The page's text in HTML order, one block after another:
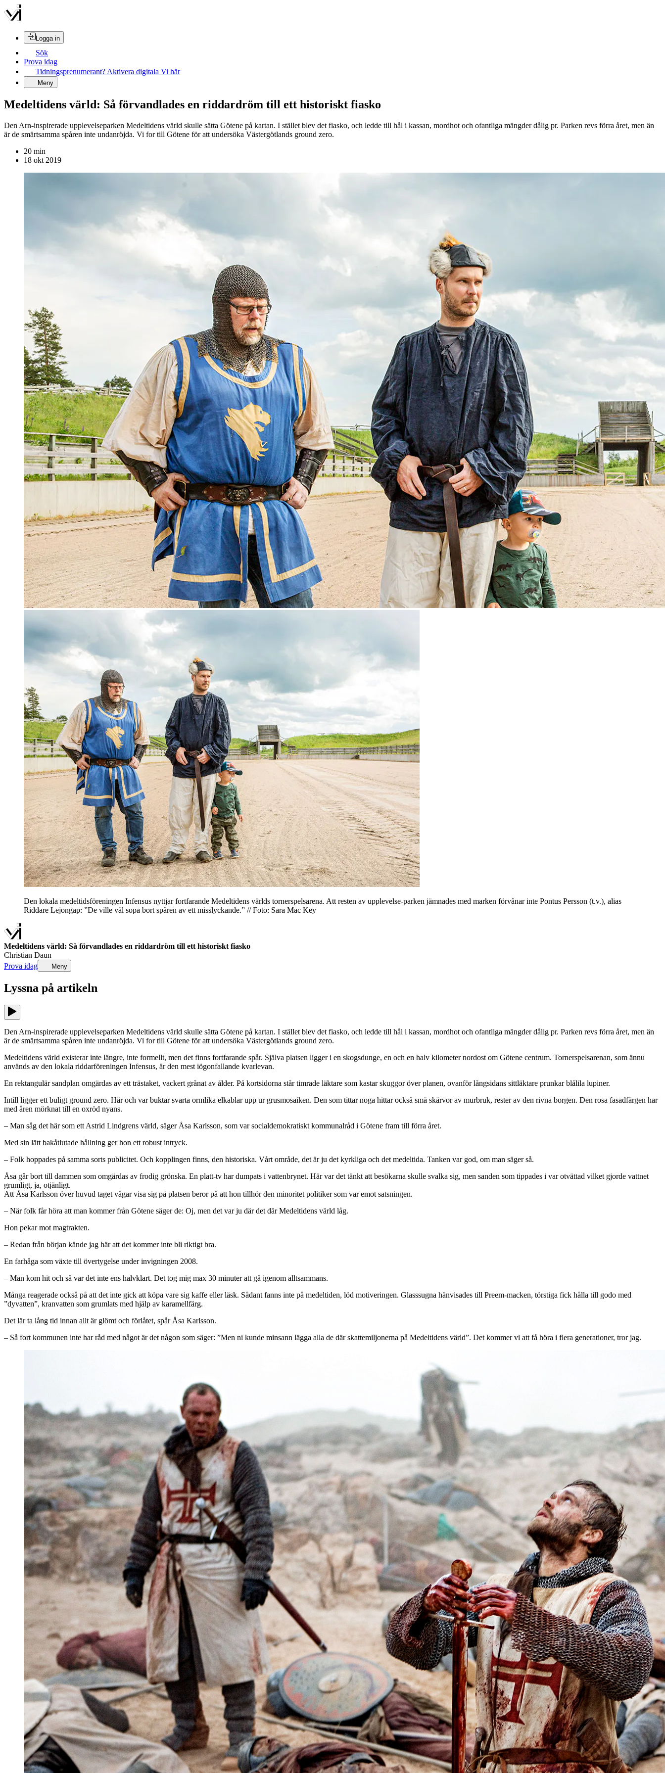
Logga in
Sök
Prova idag
Tidningsprenumerant? Aktivera digitala Vi här
Meny
Medeltidens värld: Så förvandlades en riddardröm till ett historiskt fiasko
Den Arn-inspirerade upplevelseparken Medeltidens värld skulle sätta Götene på kartan. I stället blev det fiasko, och ledde till hål i kassan, mordhot och ofantliga mängder dålig pr. Parken revs förra året, men än
är de smärtsamma spåren inte undanröjda. Vi for till Götene för att undersöka Västergötlands ground zero.
20 min
18 okt 2019
Den lokala medeltidsföreningen Infensus nyttjar fortfarande Medeltidens världs tornerspelsarena. Att resten av upplevelse-parken jämnades med marken förvånar inte Pontus Persson (t.v.), alias
Riddare Lejongap: ”De ville väl sopa bort spåren av ett misslyckande.” // Foto: Sara Mac Key
Medeltidens värld: Så förvandlades en riddardröm till ett historiskt fiasko
Christian Daun
Prova idag
Meny
Lyssna på artikeln
Den Arn-inspirerade upplevelseparken Medeltidens värld skulle sätta Götene på kartan. I stället blev det fiasko, och ledde till hål i kassan, mordhot och ofantliga mängder dålig pr. Parken revs förra året, men än
är de smärtsamma spåren inte undanröjda. Vi for till Götene för att undersöka Västergötlands ground zero.
Medeltidens värld existerar inte längre, inte formellt, men det finns fortfarande spår. Själva platsen ligger i en skogsdunge, en och en halv kilometer nordost om Götene centrum. Tornerspelsarenan, som ännu
används av den lokala riddarföreningen Infensus, är den mest iögonfallande kvarlevan.
En rektangulär sandplan omgärdas av ett trästaket, vackert grånat av ålder. På kortsidorna står timrade läktare som kastar skuggor över planen, ovanför långsidans sittläktare prunkar blålila lupiner.
Intill ligger ett buligt ground zero. Här och var buktar svarta ormlika elkablar upp ur grusmosaiken. Den som tittar noga hittar också små skärvor av murbruk, rester av den rivna borgen. Den rosa fasadfärgen har
med åren mörknat till en oxröd nyans.
– Man såg det här som ett Astrid Lindgrens värld, säger Åsa Karlsson, som var socialdemokratiskt kommunalråd i Götene fram till förra året.
Med sin lätt bakåtlutade hållning ger hon ett robust intryck.
– Folk hoppades på samma sorts publicitet. Och kopplingen finns, den historiska. Vårt område, det är ju det kyrkliga och det medeltida. Tanken var god, om man säger så.
Åsa går bort till dammen som omgärdas av frodig grönska. En platt-tv har dumpats i vattenbrynet. Här var det tänkt att besökarna skulle svalka sig, men sanden som tippades i var otvättad vilket gjorde vattnet
grumligt, ja, otjänligt.
Att Åsa Karlsson över huvud taget vågar visa sig på platsen beror på att hon tillhör den minoritet politiker som var emot satsningen.
– När folk får höra att man kommer från Götene säger de: Oj, men det var ju där det där Medeltidens värld låg.
Hon pekar mot magtrakten.
– Redan från början kände jag här att det kommer inte bli riktigt bra.
En farhåga som växte till övertygelse under invigningen 2008.
– Man kom hit och så var det inte ens halvklart. Det tog mig max 30 minuter att gå igenom alltsammans.
Många reagerade också på att det inte gick att köpa vare sig kaffe eller läsk. Sådant fanns inte på medeltiden, löd motiveringen. Glasssugna hänvisades till Preem-macken, törstiga fick hålla till godo med
”dyvatten”, kranvatten som grumlats med hjälp av karamellfärg.
Det lär ta lång tid innan allt är glömt och förlåtet, spår Åsa Karlsson.
– Så fort kommunen inte har råd med något är det någon som säger: ”Men ni kunde minsann lägga alla de där skattemiljonerna på Medeltidens värld”. Det kommer vi att få höra i flera generationer, tror jag.